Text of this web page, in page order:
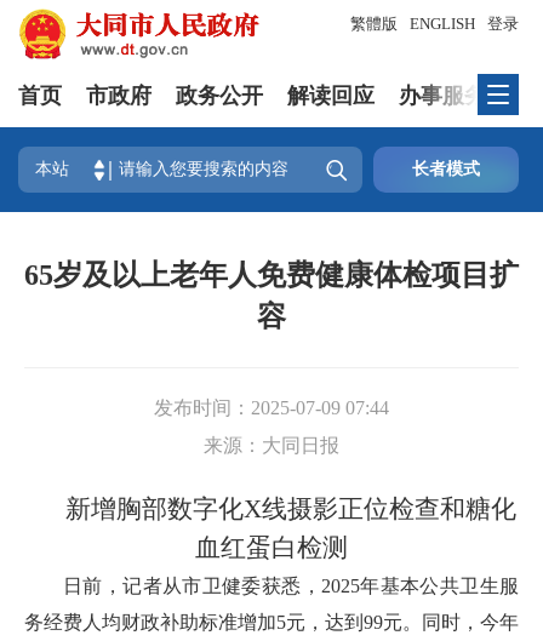
登录
繁體版 ENGLISH
首页 市政府 政务公开 解读回应 办事服务
本站  长者模式
65岁及以上老年人免费健康体检项目扩
容
发布时间： 2025-07-09 07:44
来源： 大同日报
新增胸部数字化X线摄影正位检查和糖化
血红蛋白检测
日前，记者从市卫健委获悉，2025年基本公共卫生服
务经费人均财政补助标准增加5元，达到99元。同时，今年